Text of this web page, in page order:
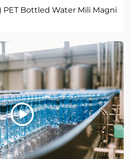
PET Bottled Water Mili Magni